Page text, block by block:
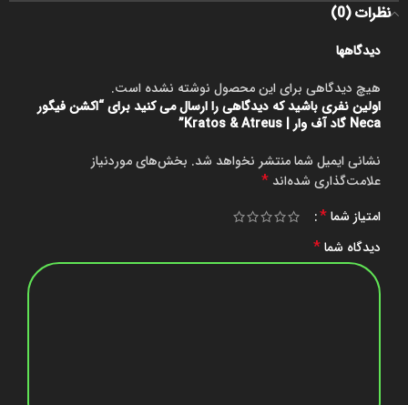
نظرات (0)
دیدگاهها
هیچ دیدگاهی برای این محصول نوشته نشده است.
اولین نفری باشید که دیدگاهی را ارسال می کنید برای “اکشن فیگور
Neca گاد آف وار | Kratos & Atreus”
نشانی ایمیل شما منتشر نخواهد شد. بخش‌های موردنیاز
علامت‌گذاری شده‌اند *
امتیاز شما*
دیدگاه شما*